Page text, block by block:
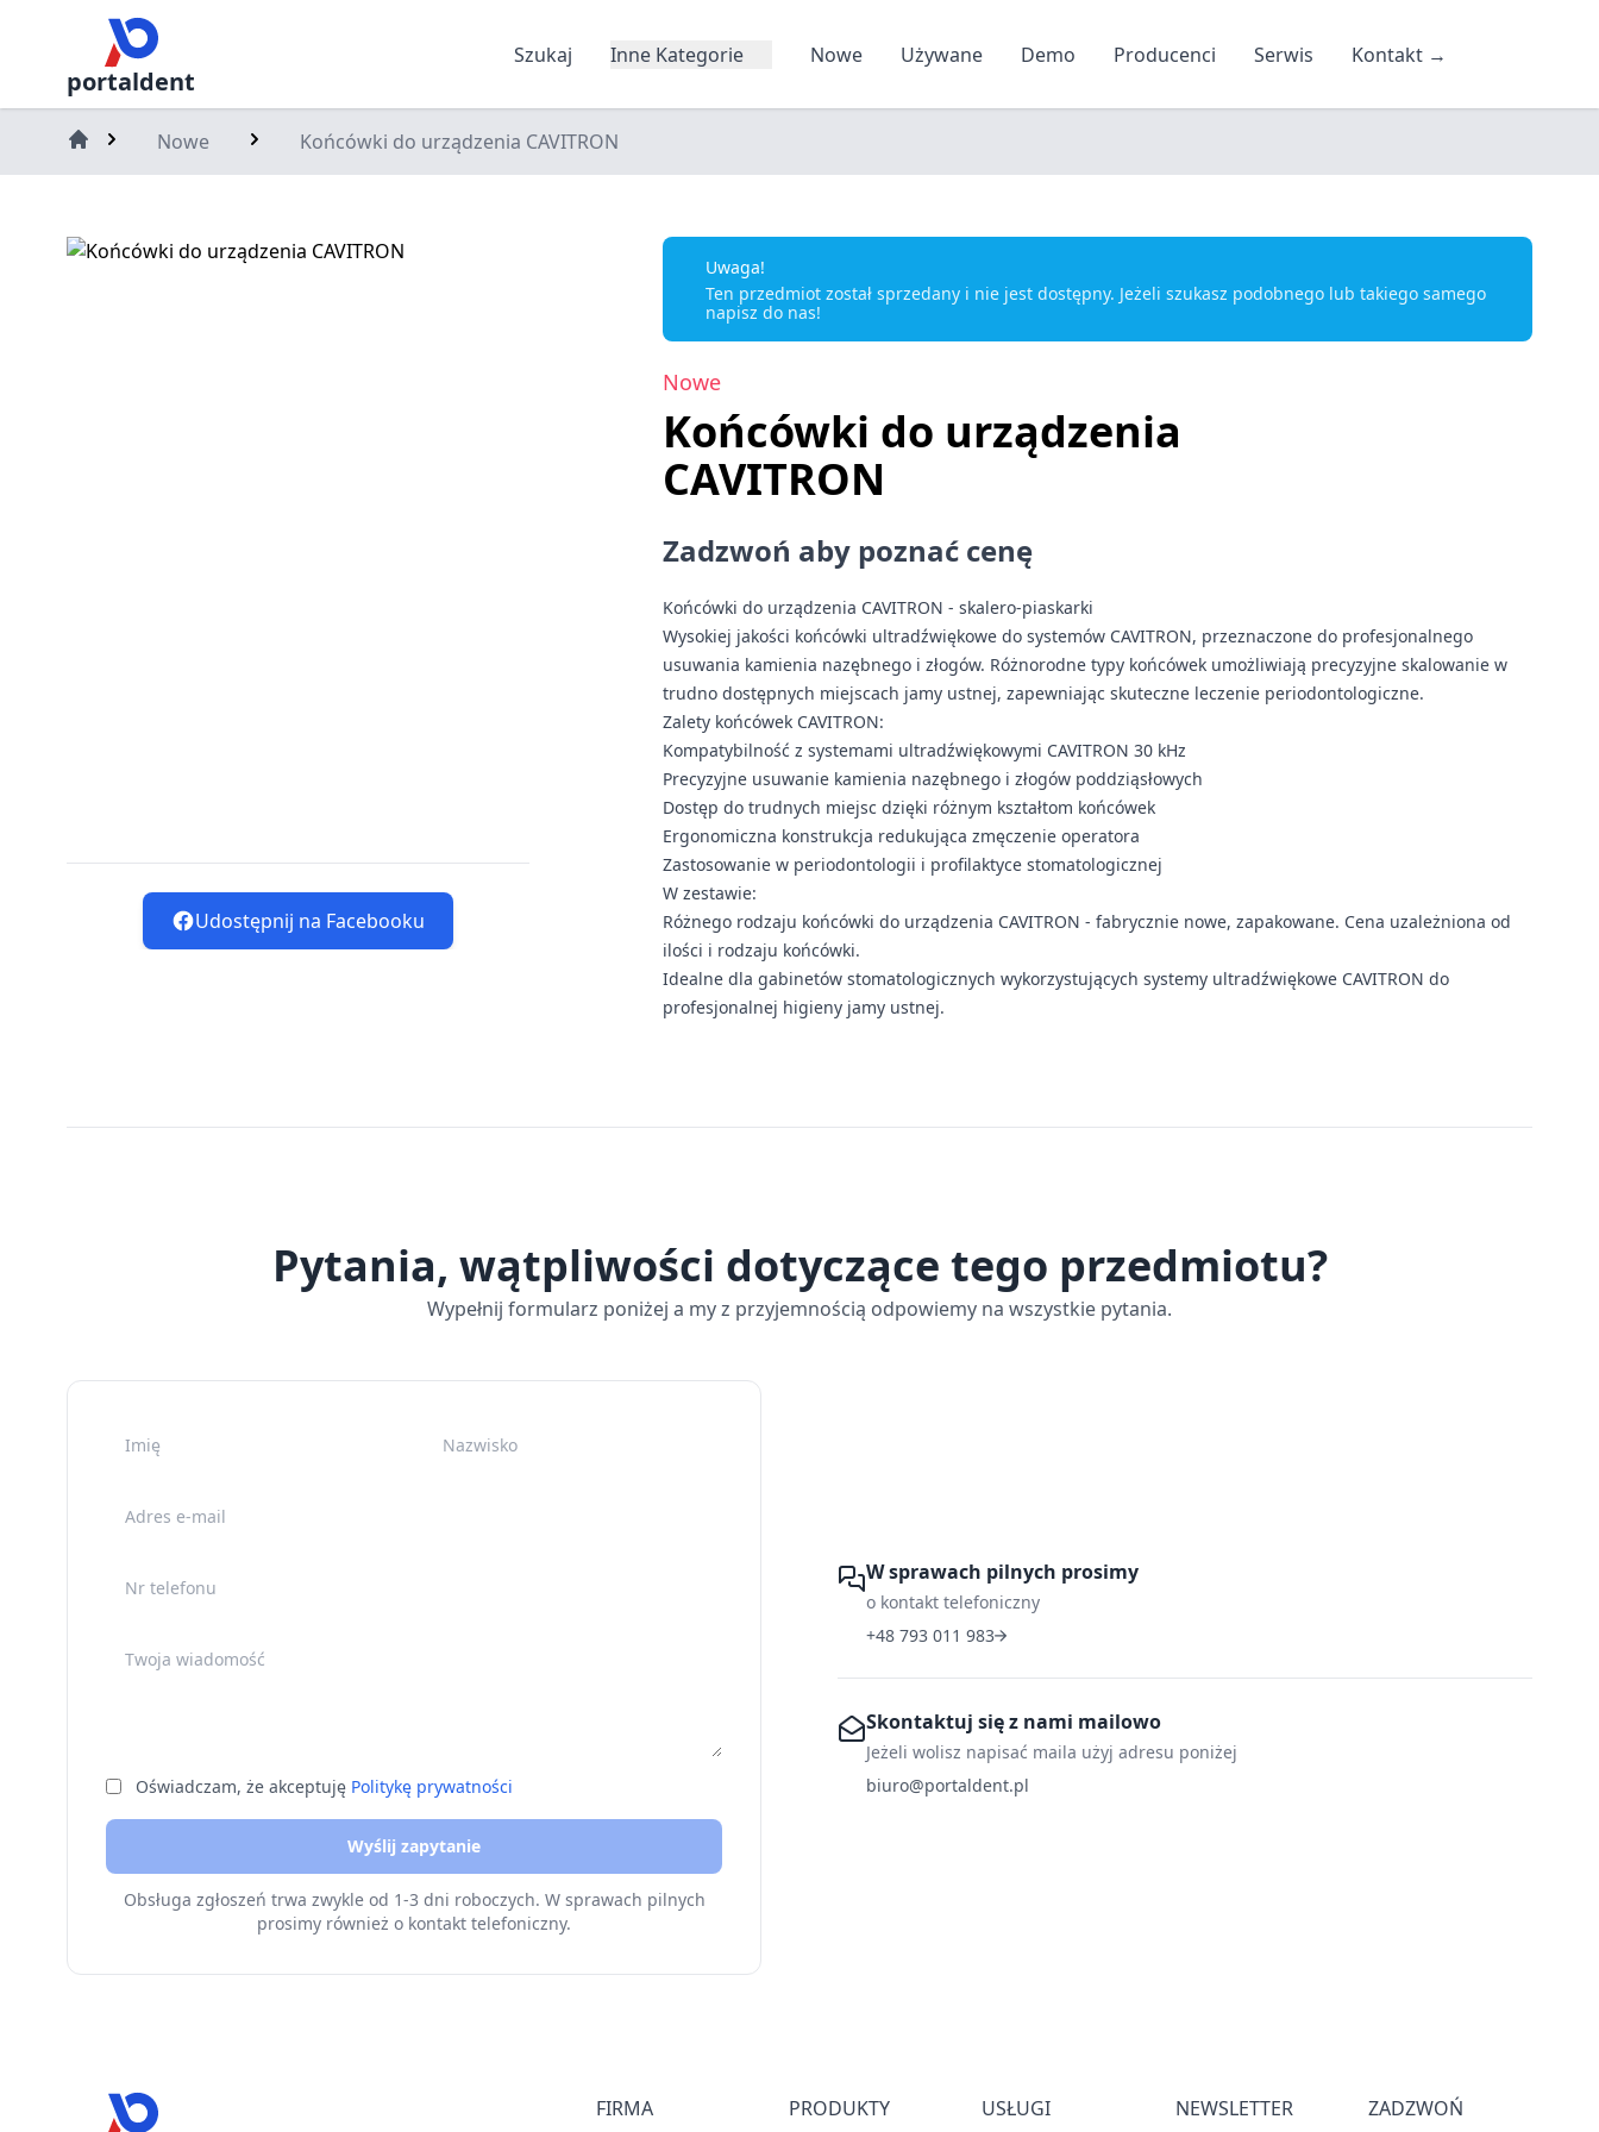
portaldent
Szukaj Inne Kategorie Nowe Używane Demo Producenci Serwis Kontakt →
Nowe Końcówki do urządzenia CAVITRON
Udostępnij na Facebooku
Uwaga!
Ten przedmiot został sprzedany i nie jest dostępny. Jeżeli szukasz podobnego lub takiego samego
napisz do nas!
Nowe
Końcówki do urządzenia
CAVITRON
Zadzwoń aby poznać cenę
Końcówki do urządzenia CAVITRON - skalero-piaskarki
Wysokiej jakości końcówki ultradźwiękowe do systemów CAVITRON, przeznaczone do profesjonalnego
usuwania kamienia nazębnego i złogów. Różnorodne typy końcówek umożliwiają precyzyjne skalowanie w
trudno dostępnych miejscach jamy ustnej, zapewniając skuteczne leczenie periodontologiczne.
Zalety końcówek CAVITRON:
Kompatybilność z systemami ultradźwiękowymi CAVITRON 30 kHz
Precyzyjne usuwanie kamienia nazębnego i złogów poddziąsłowych
Dostęp do trudnych miejsc dzięki różnym kształtom końcówek
Ergonomiczna konstrukcja redukująca zmęczenie operatora
Zastosowanie w periodontologii i profilaktyce stomatologicznej
W zestawie:
Różnego rodzaju końcówki do urządzenia CAVITRON - fabrycznie nowe, zapakowane. Cena uzależniona od
ilości i rodzaju końcówki.
Idealne dla gabinetów stomatologicznych wykorzystujących systemy ultradźwiękowe CAVITRON do
profesjonalnej higieny jamy ustnej.
Pytania, wątpliwości dotyczące tego przedmiotu?
Wypełnij formularz poniżej a my z przyjemnością odpowiemy na wszystkie pytania.
Nazwisko
Adres e-mail
Nr telefonu
Twoja wiadomość
Oświadczam, że akceptuję Politykę prywatności
Wyślij zapytanie
Obsługa zgłoszeń trwa zwykle od 1-3 dni roboczych. W sprawach pilnych
prosimy również o kontakt telefoniczny.
W sprawach pilnych prosimy
o kontakt telefoniczny
+48 793 011 983
Skontaktuj się z nami mailowo
Jeżeli wolisz napisać maila użyj adresu poniżej
biuro@portaldent.pl
FIRMA PRODUKTY USŁUGI NEWSLETTER ZADZWOŃ